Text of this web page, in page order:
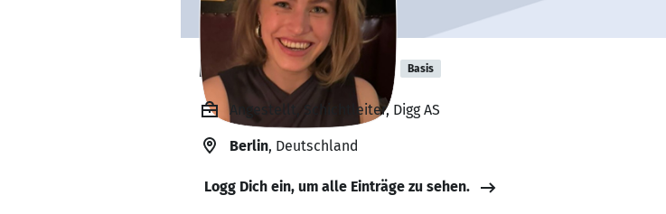
Marte Kamperud Basis
Angestellt, Schichtleiter, Digg AS
Berlin, Deutschland
Logg Dich ein, um alle Einträge zu sehen.